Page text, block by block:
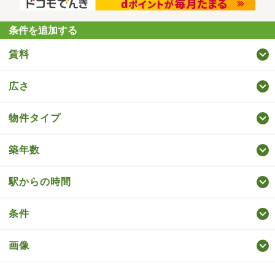
条件を追加する
賃料
広さ
物件タイプ
築年数
駅からの時間
条件
画像